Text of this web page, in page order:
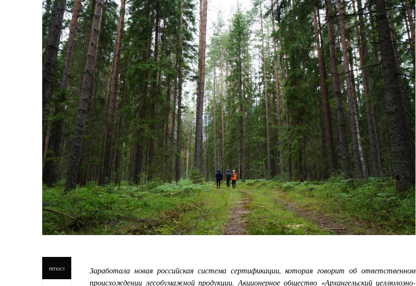
РЕПОСТ
Заработала новая российская система сертификации, которая говорит об ответственном
происхождении лесобумажной продукции.Акционерное общество «Архангельский целлюлозно-